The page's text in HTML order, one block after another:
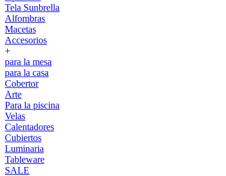
Tela Sunbrella
Alfombras
Macetas
Accesorios
+
para la mesa
para la casa
Cobertor
Arte
Para la piscina
Velas
Calentadores
Cubiertos
Luminaria
Tableware
SALE